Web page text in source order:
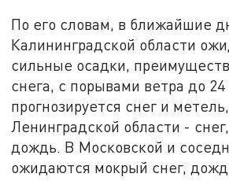
По его словам, в ближайшие
Калининградской области
сильные осадки,
снега, с порывами ветра до
прогнозируется снег и
Ленинградской области -
дождь. В Московской и
ожидаются мокрый снег,